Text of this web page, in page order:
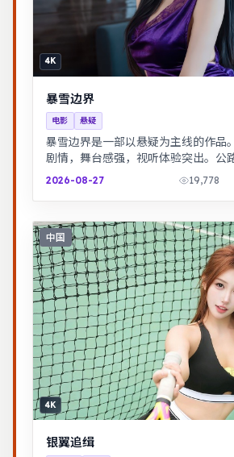
4K
暴雪边界
电影 悬疑
暴雪边界是一部以悬疑为主线的作品
剧情，舞台感强，视听体验突出。公
际遇，配乐与风景共同构成情绪主线。
2026-08-27 19,778
中国
4K
银翼追缉